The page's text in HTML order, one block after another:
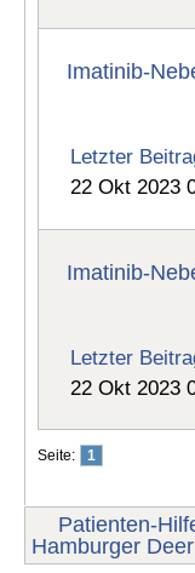
Imatinib-
Letzter
22 Okt 2023
Imatinib-
Letzter
22 Okt 2023
Seite: 1
Patienten-
Hamburger